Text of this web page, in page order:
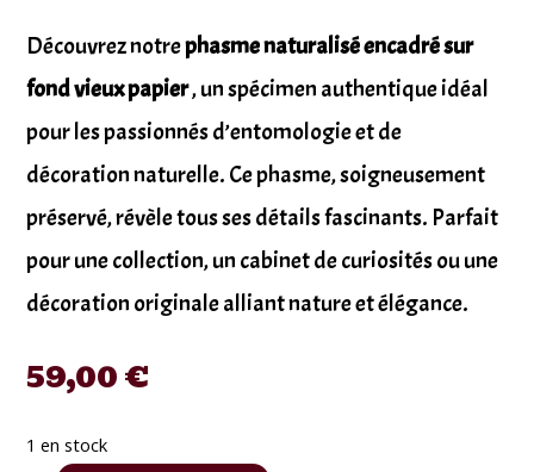
Découvrez notrephasme naturalisé encadré sur
fond vieux papier, un spécimen authentique idéal
pour les passionnés d’entomologie et de
décoration naturelle. Ce phasme, soigneusement
préservé, révèle tous ses détails fascinants. Parfait
pour une collection, un cabinet de curiosités ou une
décoration originale alliant nature et élégance.
59,00€
1 en stock